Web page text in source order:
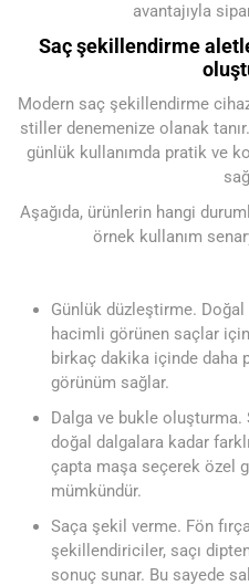
avantajıyla
Saç şekillendirme
Modern saç şekillendirme
stiller denemenize olanak
günlük kullanımda pratik ve
Aşağıda, ürünlerin hangi
örnek kullanım
Günlük düzleştirme.
hacimli görünen saçlar
birkaç dakika içinde daha
görünüm sağlar.
Dalga ve bukle oluşturma.
doğal dalgalara kadar
çapta maşa seçerek özel
mümkündür.
Saça şekil verme. Fön
şekillendiriciler, saçı
sonuç sunar. Bu sayede